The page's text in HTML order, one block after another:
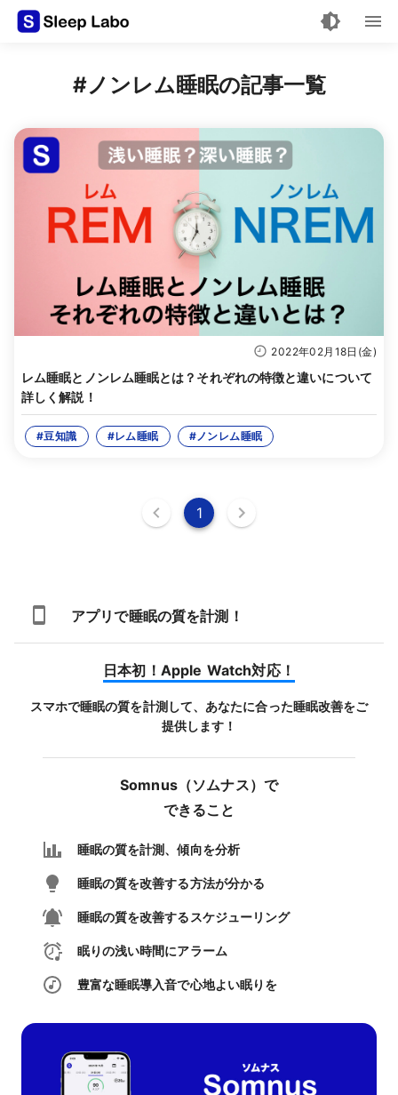
#ノンレム睡眠の記事一覧
2022年02月18日(金)
レム睡眠とノンレム睡眠とは？それぞれの特徴と違いについて
詳しく解説！
#豆知識 #レム睡眠 #ノンレム睡眠
1
アプリで睡眠の質を計測！
日本初！Apple Watch対応！
スマホで睡眠の質を計測して、あなたに合った睡眠改善をご
提供します！
Somnus（ソムナス）で
できること
睡眠の質を計測、傾向を分析
睡眠の質を改善する方法が分かる
睡眠の質を改善するスケジューリング
眠りの浅い時間にアラーム
豊富な睡眠導入音で心地よい眠りを